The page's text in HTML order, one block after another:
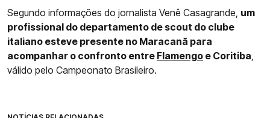
Segundo informações do jornalista Venê Casagrande, um
profissional do departamento de scout do clube
italiano esteve presente no Maracanã para
acompanhar o confronto entre Flamengo e Coritiba
válido pelo Campeonato Brasileiro.